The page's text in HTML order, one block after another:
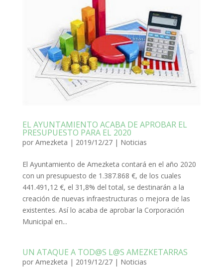
EL AYUNTAMIENTO ACABA DE APROBAR EL
PRESUPUESTO PARA EL 2020
por Amezketa | 2019/12/27| Noticias
El Ayuntamiento de Amezketa contará en el año 2020
con un presupuesto de 1.387.868 €, de los cuales
441.491,12 €, el 31,8% del total, se destinarán a la
creación de nuevas infraestructuras o mejora de las
existentes. Así lo acaba de aprobar la Corporación
Municipal en...
UN ATAQUE A TOD@S L@S AMEZKETARRAS
por Amezketa | 2019/12/27| Noticias